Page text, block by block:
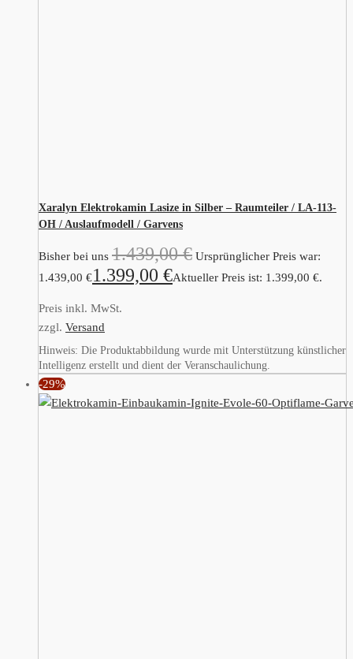
Xaralyn Elektrokamin Lasize in Silber – Raumteiler / LA-113-
OH / Auslaufmodell / Garvens
Bisher bei uns 1.439,00€ Ursprünglicher Preis war:
1.439,00 €1.399,00 €Aktueller Preis ist: 1.399,00 €.
Preis inkl. MwSt.
zzgl. Versand
Hinweis: Die Produktabbildung wurde mit Unterstützung künstlicher
Intelligenz erstellt und dient der Veranschaulichung.
-29%